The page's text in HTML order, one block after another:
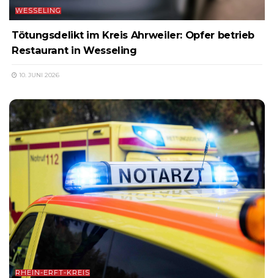
WESSELING
Tötungsdelikt im Kreis Ahrweiler: Opfer betrieb
Restaurant in Wesseling
10. JUNI 2026
RHEIN-ERFT-KREIS